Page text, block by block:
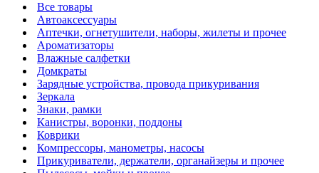
Все товары
Автоаксессуары
Аптечки, огнетушители, наборы, жилеты и прочее
Ароматизаторы
Влажные салфетки
Домкраты
Зарядные устройства, провода прикуривания
Зеркала
Знаки, рамки
Канистры, воронки, поддоны
Коврики
Компрессоры, манометры, насосы
Прикуриватели, держатели, органайзеры и прочее